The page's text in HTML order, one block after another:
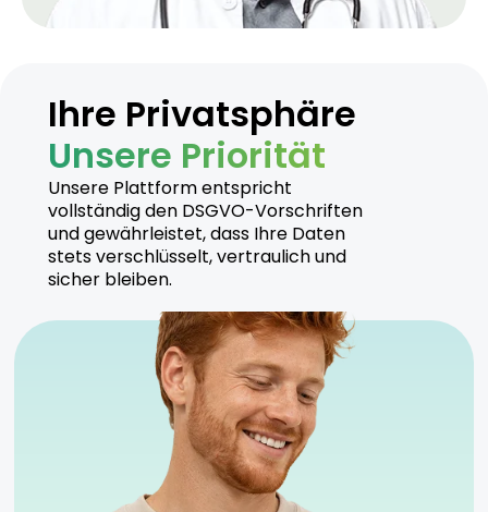
Ihre Privatsphäre
Unsere Priorität
Unsere Plattform entspricht
vollständig den DSGVO-Vorschriften
und gewährleistet, dass Ihre Daten
stets verschlüsselt, vertraulich und
sicher bleiben.